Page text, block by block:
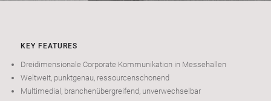
KEY FEATURES
Dreidimensionale Corporate Kommunikation in Messehallen
Weltweit, punktgenau, ressourcenschonend
Multimedial, branchenübergreifend, unverwechselbar